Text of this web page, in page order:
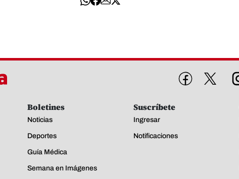
Boletines
Noticias
Deportes
Guía Médica
Semana en Imágenes
Suscríbete
Ingresar
Notificaciones